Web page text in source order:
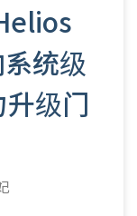
统级
级门